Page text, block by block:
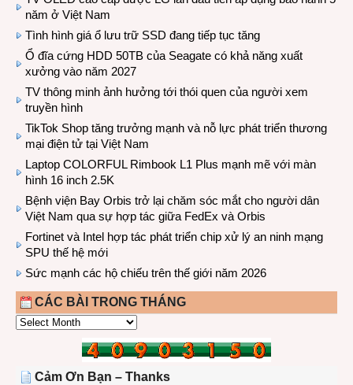
năm ở Việt Nam
Tình hình giá ổ lưu trữ SSD đang tiếp tục tăng
Ổ đĩa cứng HDD 50TB của Seagate có khả năng xuất
xưởng vào năm 2027
TV thông minh ảnh hưởng tới thói quen của người xem
truyền hình
TikTok Shop tăng trưởng mạnh và nỗ lực phát triển thương
mại điện tử tại Việt Nam
Laptop COLORFUL Rimbook L1 Plus mạnh mẽ với màn
hình 16 inch 2.5K
Bệnh viện Bay Orbis trở lại chăm sóc mắt cho người dân
Việt Nam qua sự hợp tác giữa FedEx và Orbis
Fortinet và Intel hợp tác phát triển chip xử lý an ninh mạng
SPU thế hệ mới
Sức mạnh các hộ chiếu trên thế giới năm 2026
CÁC BÀI TRONG THÁNG
CÁC
THÁNG
Cảm Ơn Bạn – Thanks